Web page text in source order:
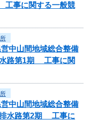
事に関する一般競
中山間地域総合整備
路第1期 工事に関
中山間地域総合整備
水路第2期 工事に